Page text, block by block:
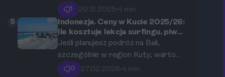
krajobrazach Indonezji.
surferów. Oferuje nie tylko
wspaniałe fale, ale także doskonałe
szkółki surfingowe, które pomogą
Ci rozpocząć przygodę z tym
emocjonującym sportem. W tym
artykule dowiesz się, dlaczego Kuta
1 20.12.2025•4 min
5
Indonezja. Ceny w Kucie 2025/26:
Ile kosztuje lekcja surfingu, piwo
Bintang i obiad?
Jeśli planujesz podróż na Bali,
szczególnie w region Kuty, warto
wiedzieć o aktualnych cenach. W
0 27.02.2026•4 min